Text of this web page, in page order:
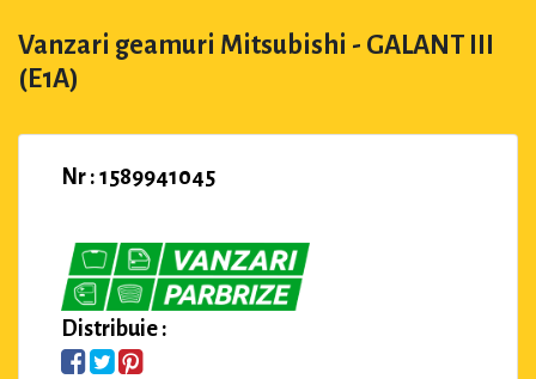
Vanzari geamuri Mitsubishi - GALANT III
(E1A)
Nr : 1589941045
Distribuie :